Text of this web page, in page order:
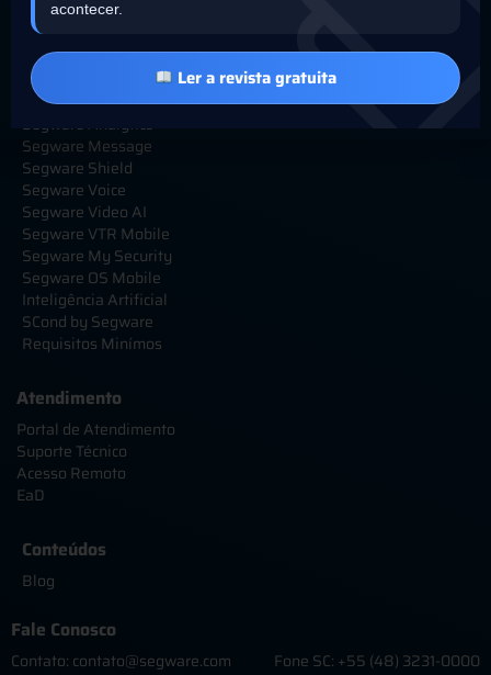
Segware SIGMA AI
Segware Access
Segware Access Concierge
Segware VMS
Segware Image
Segware Analytics
Segware Message
Segware Shield
Segware Voice
Segware Video AI
Segware VTR Mobile
Segware My Security
Segware OS Mobile
Inteligência Artificial
SCond by Segware
Requisitos Minímos
Atendimento
Portal de Atendimento
Suporte Técnico
Acesso Remoto
EaD
Conteúdos
Blog
Fale Conosco
Contato: contato@segware.com
Fone SC: +55 (48) 3231-0000
acontecer.
Ler a revista gratuita